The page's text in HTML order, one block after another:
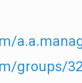
groups/